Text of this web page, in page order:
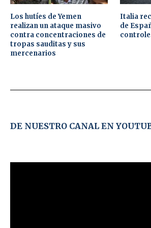
Los hutíes de Yemen
realizan un ataque masivo
contra concentraciones de
tropas sauditas y sus
mercenarios
Italia
de
DE NUESTRO CANAL EN